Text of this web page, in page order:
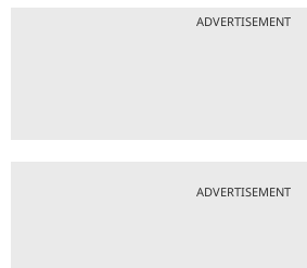
ADVERTISEMENT
ADVERTISEMENT